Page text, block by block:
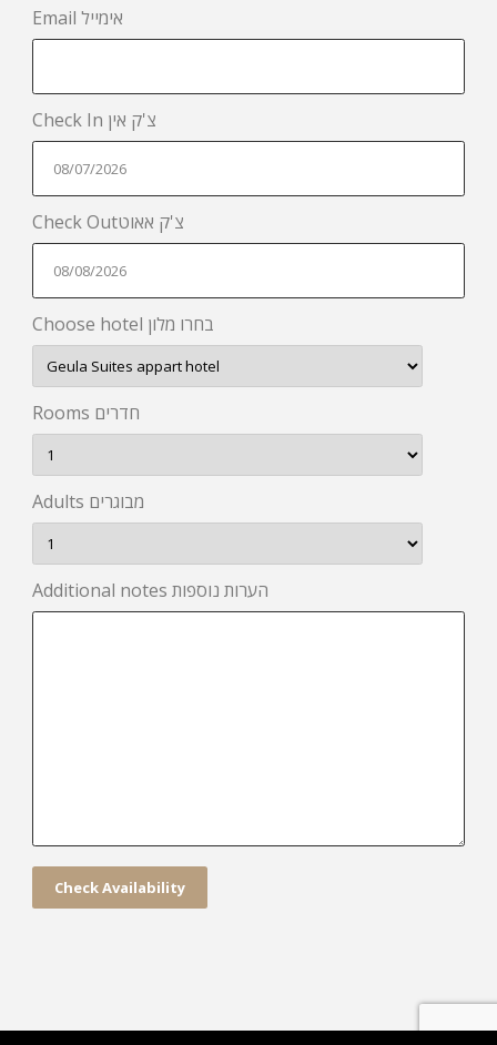
Email אימייל
Check In צ'ק אין
Check Outצ'ק אאוט
Choose hotel בחרו מלון
Rooms חדרים
Adults מבוגרים
Additional notes הערות נוספות